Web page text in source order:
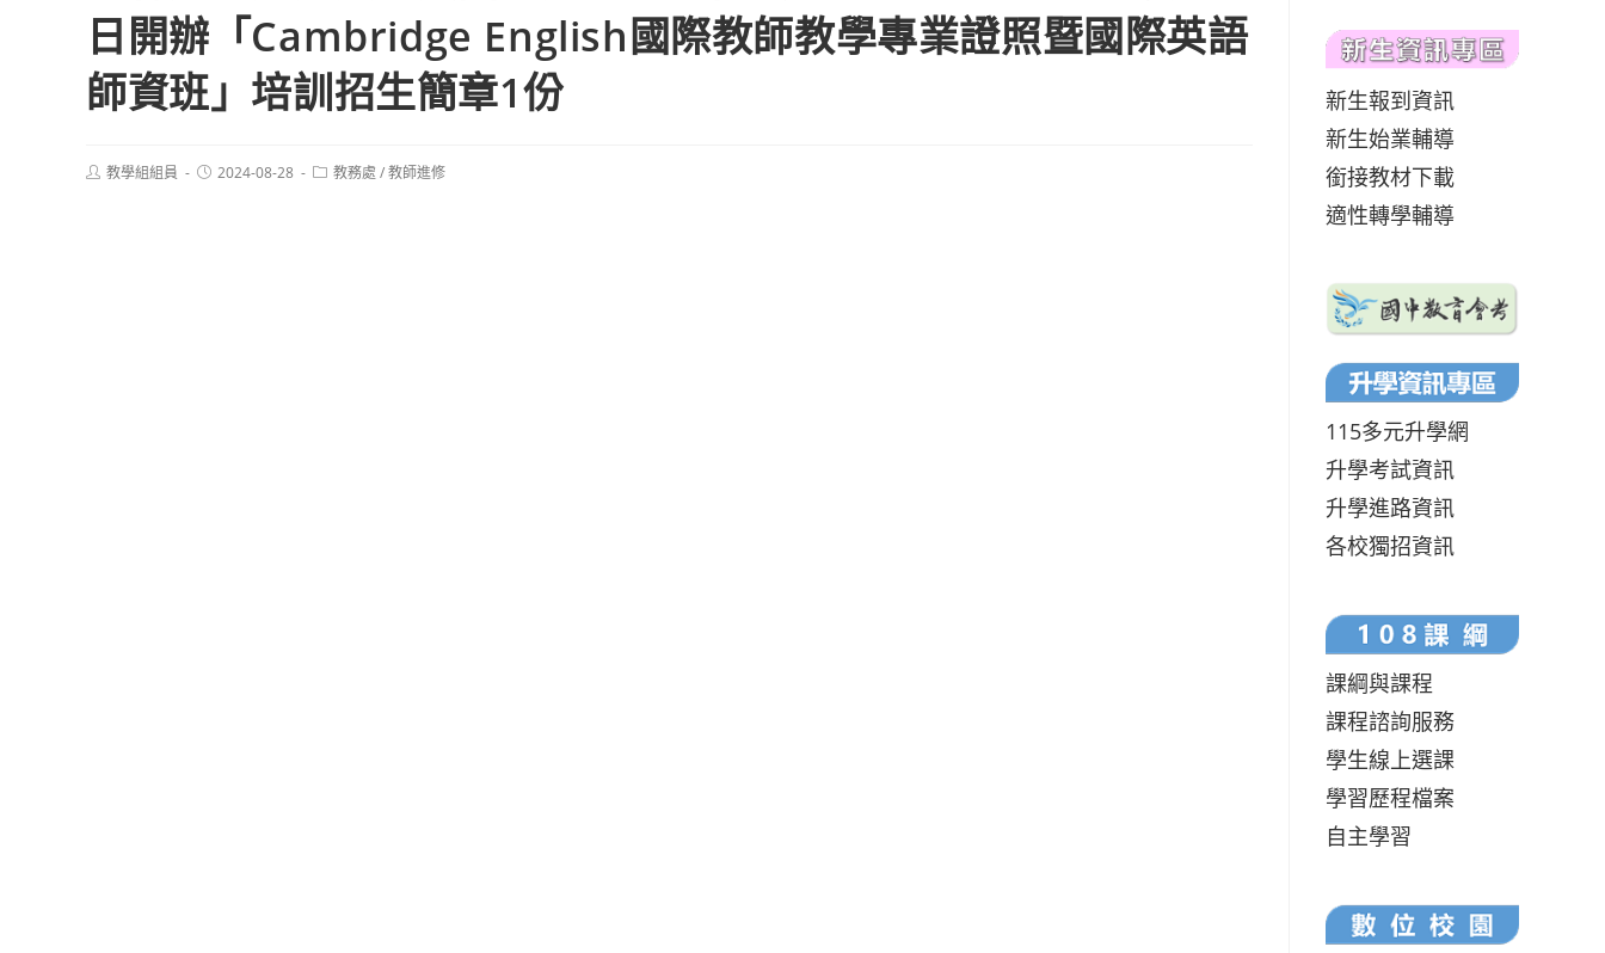
日開辦「Cambridge English國際教師教學專業證照暨國際英語
師資班」培訓招生簡章1份
Post教學組組員
Post2024-08-28
Post教務處 /教師進修
新生報到資訊
新生始業輔導
銜接教材下載
適性轉學輔導
115多元升學網
升學考試資訊
升學進路資訊
各校獨招資訊
課綱與課程
課程諮詢服務
學生線上選課
學習歷程檔案
自主學習